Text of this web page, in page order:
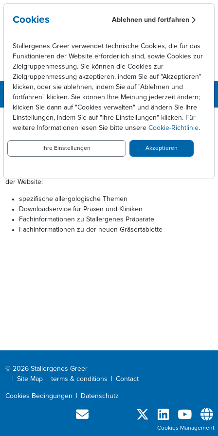
Skip to main content
DOCCHECK
Sie haben einen Bereich angewählt, der Informationen über
verschreibungspflichtige Arzneimittel enthält. Nach Bestimmungen
des Arzneimittelwerbegesetzes (AMG) dürfen diese Informationen
der Website:
spezifische allergologische Themen
Downloadservice für Praxen und Kliniken
Fachinformationen zu Stallergenes Präparate
Fachinformationen zu der neuen Gräsertablette
© 2026 Stallergenes Greer
Site Map terms & conditions Contact
Cookies Bedingungen Datenschutz
Cookies Ablehnen und fortfahren
Stallergenes Greer verwendet technische Cookies, die für das
Funktionieren der Website erforderlich sind, sowie Cookies zur
Zielgruppenmessung. Sie können die Cookies zur
Zielgruppenmessung akzeptieren, indem Sie auf "Akzeptieren"
klicken, oder sie ablehnen, indem Sie auf "Ablehnen und
fortfahren" klicken. Sie können Ihre Meinung jederzeit ändern;
klicken Sie dann auf "Cookies verwalten" und ändern Sie Ihre
Einstellungen, indem Sie auf "Ihre Einstellungen" klicken. Für
weitere Informationen lesen Sie bitte unsere Cookie-Richtlinie.
Ihre Einstellungen Akzeptieren
Cookies Management